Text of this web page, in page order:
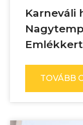
Karneváli
Emlékkert
TOVÁBB